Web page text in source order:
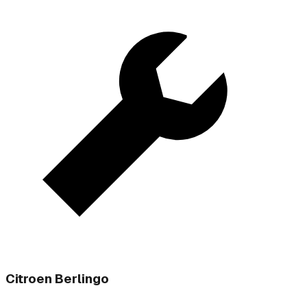
Citroen Berlingo